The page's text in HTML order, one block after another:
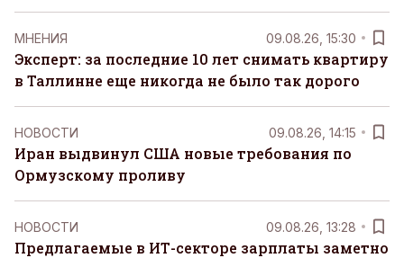
MНЕНИЯ 09.08.26, 15:30
Эксперт: за последние 10 лет снимать квартиру
в Таллинне еще никогда не было так дорого
НОВОСТИ 09.08.26, 14:15
Иран выдвинул США новые требования по
Ормузскому проливу
НОВОСТИ 09.08.26, 13:28
Предлагаемые в ИТ-секторе зарплаты заметно